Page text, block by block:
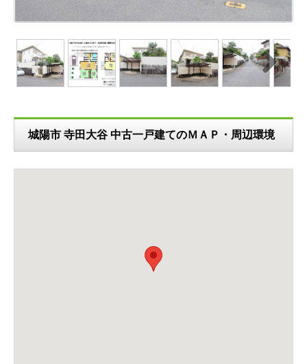
N
ext
城陽市 寺田大谷 中古一戸建てのＭＡＰ・周辺環境